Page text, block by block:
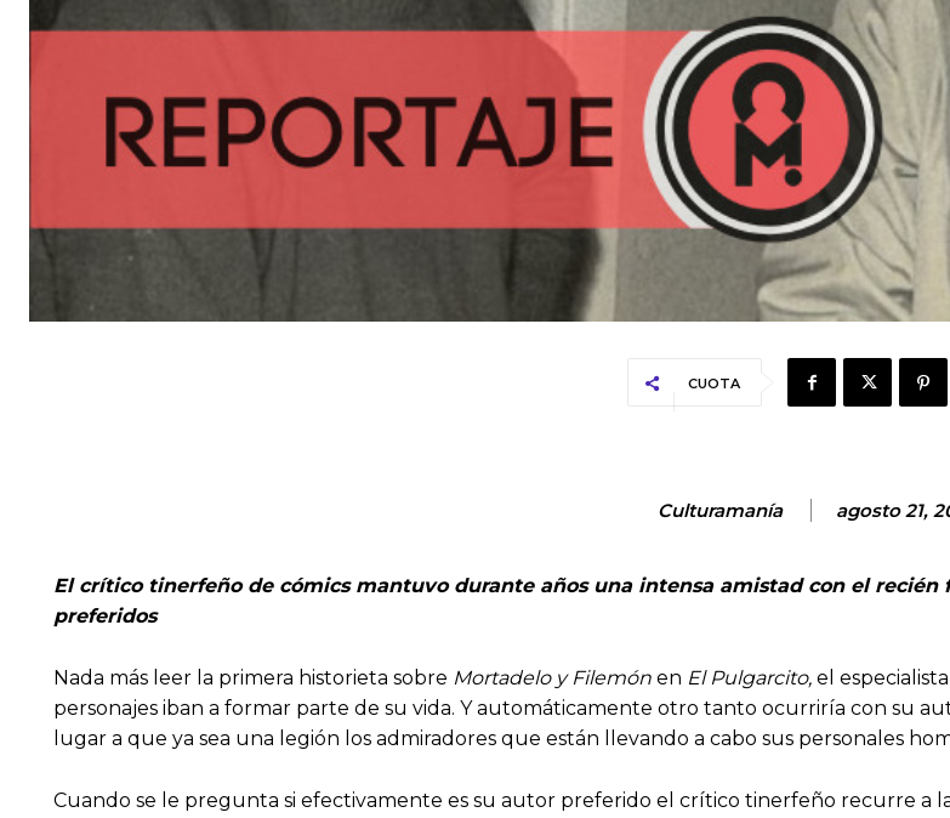
CUOTA
Culturamanía agosto 21,
El crítico tinerfeño de cómics mantuvo durante años una intensa amistad con el recién
preferidos
Nada más leer la primera historieta sobre Mortadelo y Filemón en El Pulgarcito, el
personajes iban a formar parte de su vida. Y automáticamente otro tanto ocurriría con su
lugar a que ya sea una legión los admiradores que están llevando a cabo sus personales
Cuando se le pregunta si efectivamente es su autor preferido el crítico tinerfeño recurre a